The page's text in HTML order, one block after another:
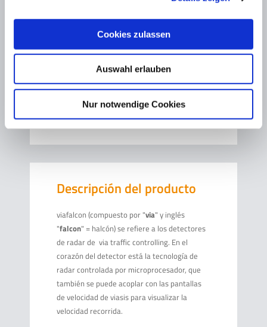
Cookies zulassen
Auswahl erlauben
Nur notwendige Cookies
viafalcon NET 2/3
viatext Pantalla de texto LED
viaspeedcam Sistema de cámara
viagraph
viasis Zusatzblenden
Descripción del producto
viafalcon (compuesto por "via" y inglés
"falcon" = halcón) se refiere a los detectores
de radar de via traffic controlling. En el
corazón del detector está la tecnología de
radar controlada por microprocesador, que
también se puede acoplar con las pantallas
de velocidad de viasis para visualizar la
velocidad recorrida.